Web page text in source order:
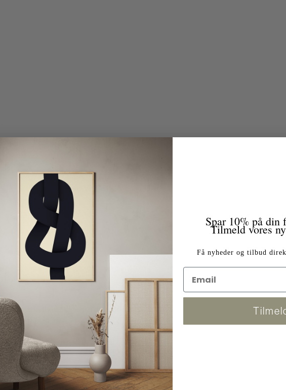
at indtænke akustik i din indretning.
Spar 10% på din
Tilmeld vores
Få nyheder og tilbud